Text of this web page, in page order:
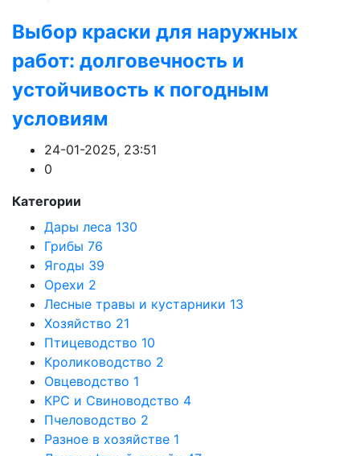
Выбор краски для наружных
работ: долговечность и
устойчивость к погодным
условиям
24-01-2025, 23:51
0
Категории
Дары леса 130
Грибы 76
Ягоды 39
Орехи 2
Лесные травы и кустарники 13
Хозяйство 21
Птицеводство 10
Кролиководство 2
Овцеводство 1
КРС и Свиноводство 4
Пчеловодство 2
Разное в хозяйстве 1